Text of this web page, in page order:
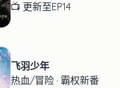
📺 更新至EP14
飞羽少年
热血/冒险 · 霸权新番